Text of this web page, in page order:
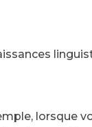
lorsque